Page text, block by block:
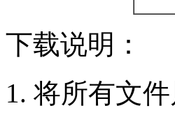
下载说明：
将所有文